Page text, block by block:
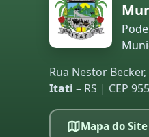
Rua Nestor
Itati – RS | CEP
Mapa do Site